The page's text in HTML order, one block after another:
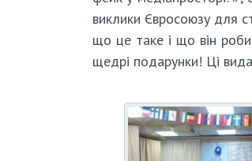
виклики Євросоюзу для
що це таке і що він
щедрі подарунки! Ці